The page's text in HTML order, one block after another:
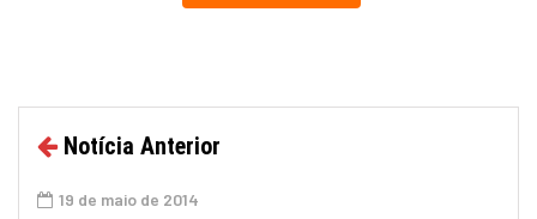
Notícia Anterior
19 de maio de 2014